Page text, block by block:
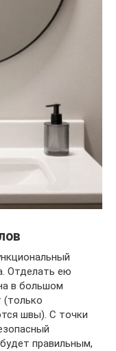
Отделать ею
в большом
(только
швы). С точки
правильным,